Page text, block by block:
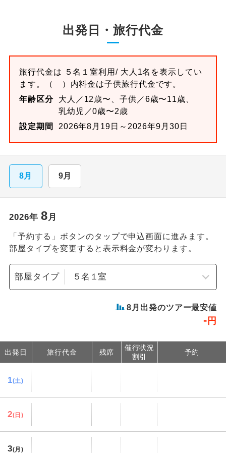
出発日・旅行代金
旅行代金は ５名１室利用/ 大人1名を表示してい
ます。
（ ）内料金は子供旅行代金です。
年齢区分
大人／12歳〜、子供／6歳〜11歳、
乳幼児／0歳〜2歳
設定期間
2026年8月19日～2026年9月30日
8月 9月
2026年 8月
「予約する」ボタンのタップで申込画面に進みます。
部屋タイプを変更すると表示料金が変わります。
部屋タイプ
8 月出発のツアー最安値
- 円
出発日 旅行代金 残席
催行状況
割引
予約
1(土)
2(日)
3(月)